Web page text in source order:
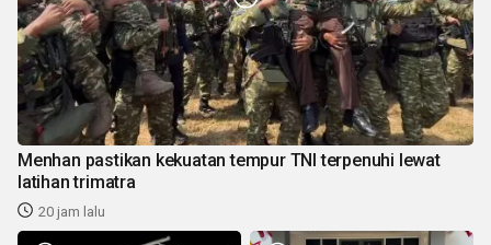
Menhan pastikan kekuatan tempur TNI terpenuhi lewat
latihan trimatra
20 jam lalu